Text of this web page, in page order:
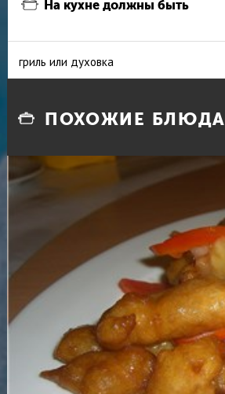
На кухне должны быть
гриль или духовка
ПОХОЖИЕ БЛЮДА